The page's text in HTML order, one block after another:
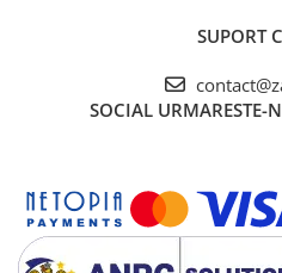
SUPORT
SOCIAL URMARESTE-